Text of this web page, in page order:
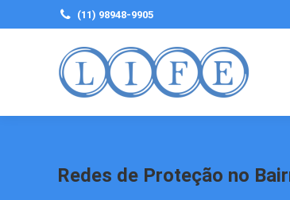
(11) 98948-9905
Redes de Proteção no